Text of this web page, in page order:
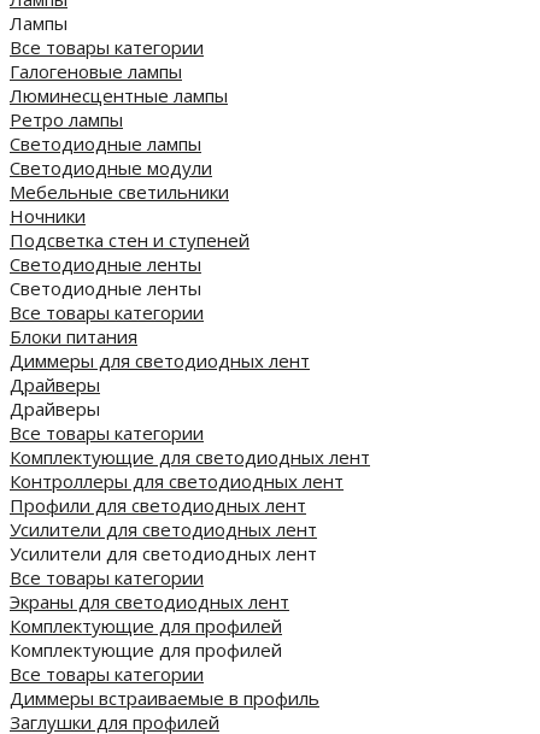
Лампы
Все товары категории
Галогеновые лампы
Люминесцентные лампы
Ретро лампы
Светодиодные лампы
Светодиодные модули
Мебельные светильники
Ночники
Подсветка стен и ступеней
Светодиодные ленты
Светодиодные ленты
Все товары категории
Блоки питания
Диммеры для светодиодных лент
Драйверы
Драйверы
Все товары категории
Комплектующие для светодиодных лент
Контроллеры для светодиодных лент
Профили для светодиодных лент
Усилители для светодиодных лент
Усилители для светодиодных лент
Все товары категории
Экраны для светодиодных лент
Комплектующие для профилей
Комплектующие для профилей
Все товары категории
Диммеры встраиваемые в профиль
Заглушки для профилей